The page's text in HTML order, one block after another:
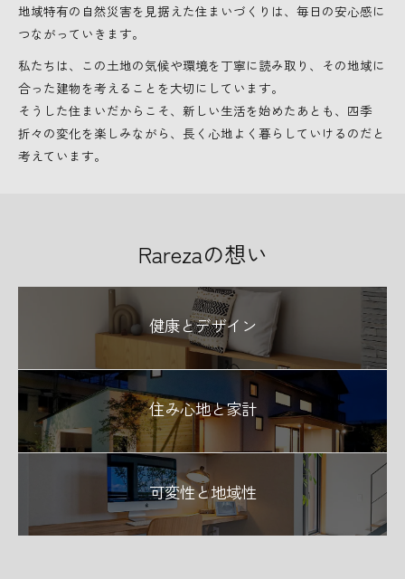
地域特有の自然災害を見据えた住まいづくりは、毎日の安心感に
つながっていきます。
私たちは、この土地の気候や環境を丁寧に読み取り、その地域に
合った建物を考えることを大切にしています。
そうした住まいだからこそ、新しい生活を始めたあとも、四季
折々の変化を楽しみながら、長く心地よく暮らしていけるのだと
考えています。
Rarezaの想い
健康とデザイン
住み心地と家計
可変性と地域性